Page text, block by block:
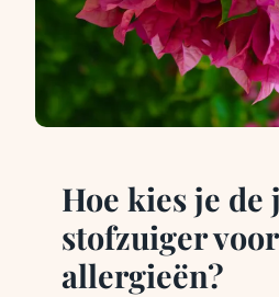
Hoe kies je de
stofzuiger voor
allergieën?